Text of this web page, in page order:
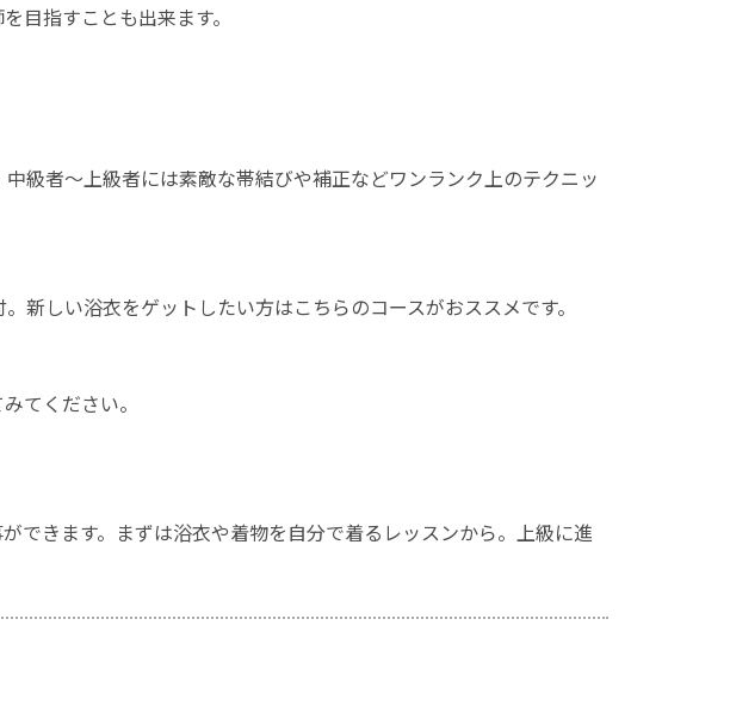
目指すことも出来ます。
者～上級者には素敵な帯結びや補正などワンランク上のテクニッ
しい浴衣をゲットしたい方はこちらのコースがおススメです。
ください。
できます。まずは浴衣や着物を自分で着るレッスンから。上級に進